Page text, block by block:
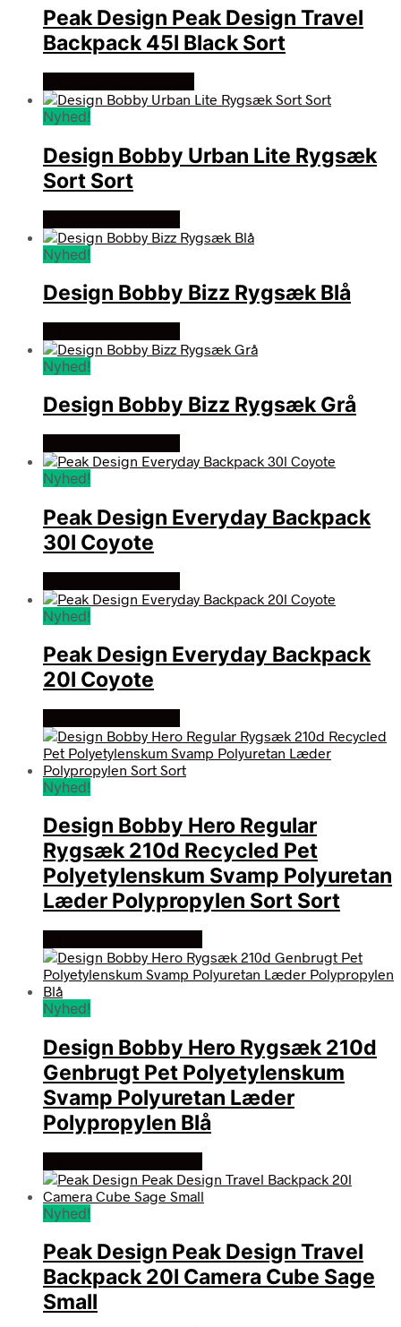
Peak Design Peak Design Travel
Backpack 45l Black Sort
Nyhed!
Design Bobby Urban Lite Rygsæk
Sort Sort
Nyhed!
Design Bobby Bizz Rygsæk Blå
Nyhed!
Design Bobby Bizz Rygsæk Grå
Nyhed!
Peak Design Everyday Backpack
30l Coyote
Nyhed!
Peak Design Everyday Backpack
20l Coyote
Nyhed!
Design Bobby Hero Regular
Rygsæk 210d Recycled Pet
Polyetylenskum Svamp Polyuretan
Læder Polypropylen Sort Sort
Nyhed!
Design Bobby Hero Rygsæk 210d
Genbrugt Pet Polyetylenskum
Svamp Polyuretan Læder
Polypropylen Blå
Nyhed!
Peak Design Peak Design Travel
Backpack 20l Camera Cube Sage
Small